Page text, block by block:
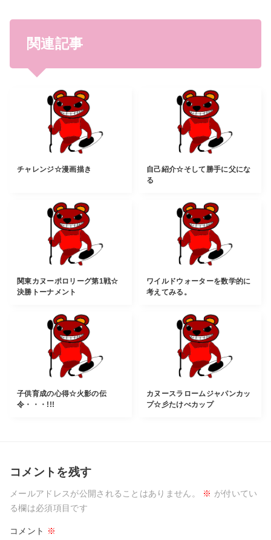
関連記事
チャレンジ☆漫画描き
自己紹介☆そして勝手に父にな
る
関東カヌーポロリーグ第1戦☆
決勝トーナメント
ワイルドウォーターを数学的に
考えてみる。
子供育成の心得☆火影の伝
令・・・!!!
カヌースラロームジャパンカッ
プ☆彡たけべカップ
コメントを残す
メールアドレスが公開されることはありません。 ※ が付いてい
る欄は必須項目です
コメント ※